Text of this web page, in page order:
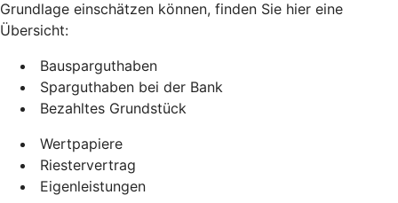
Grundlage einschätzen können, finden Sie hier eine
Übersicht:
Bausparguthaben
Sparguthaben bei der Bank
Bezahltes Grundstück
Wertpapiere
Riestervertrag
Eigenleistungen